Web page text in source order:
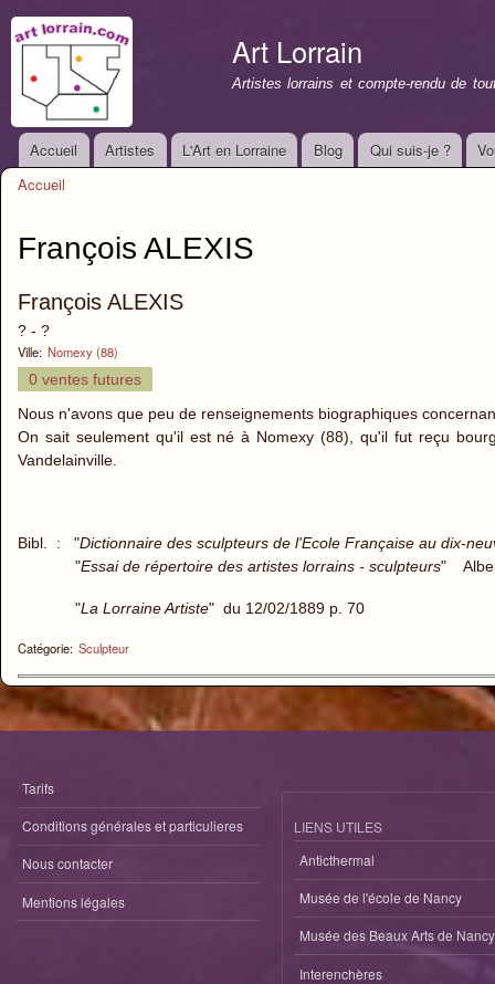
Art Lorrain
Artistes lorrains et compte-rendu de
Menu principal
Accueil Artistes L'Art en Lorraine Blog Qui suis-je ?
Accueil
François ALEXIS
François ALEXIS
? - ?
Ville: Nomexy (88)
0 ventes futures
Nous n'avons que peu de renseignements biographiques
On sait seulement qu'il est né à Nomexy (88), qu'il fut reçu
Vandelainville.
Bibl. : "Dictionnaire des sculpteurs de l'Ecole Française au dix-
"Essai de répertoire des artistes lorrains - sculpteurs"
"La Lorraine Artiste" du 12/02/1889 p. 70
Catégorie: Sculpteur
Tarifs
Conditions générales et particulieres
Nous contacter
Mentions légales
LIENS UTILES
Anticthermal
Musée de l'école de Nancy
Musée des Beaux Arts de Nancy
Interenchères